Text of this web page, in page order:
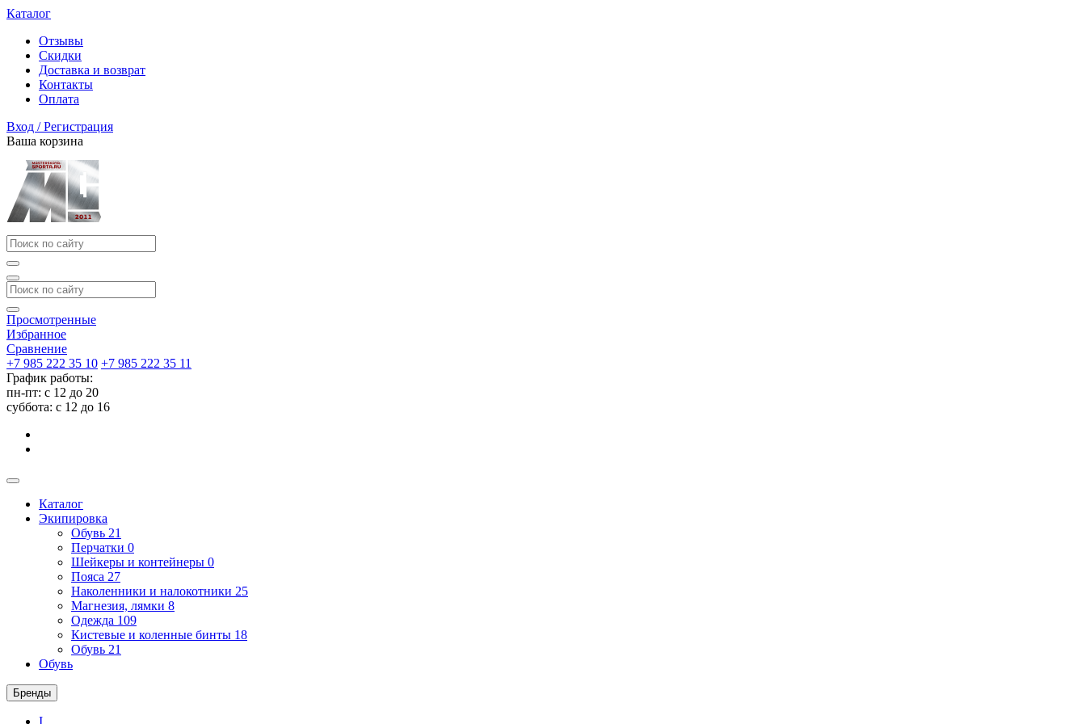
Каталог
Отзывы
Скидки
Доставка и возврат
Контакты
Оплата
Вход / Регистрация
Ваша корзина
Просмотренные
Избранное
Сравнение
+7 985 222 35 10 +7 985 222 35 11
График работы:
пн-пт: с 12 до 20
суббота: c 12 до 16
Каталог
Экипировка
Обувь 21
Перчатки 0
Шейкеры и контейнеры 0
Пояса 27
Наколенники и налокотники 25
Магнезия, лямки 8
Одежда 109
Кистевые и коленные бинты 18
Обувь 21
Обувь
Бренды
I